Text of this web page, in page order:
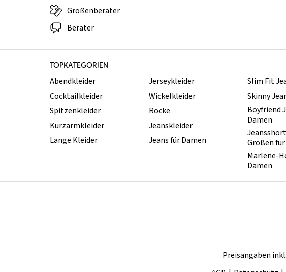
Größenberater
Berater
TOPKATEGORIEN
Abendkleider
Cocktailkleider
Spitzenkleider
Kurzarmkleider
Lange Kleider
Jerseykleider
Wickelkleider
Röcke
Jeanskleider
Jeans für Damen
Slim Fit
Skinny
Boyfriend
Damen
Größen
Marlene-
Damen
Preisangaben